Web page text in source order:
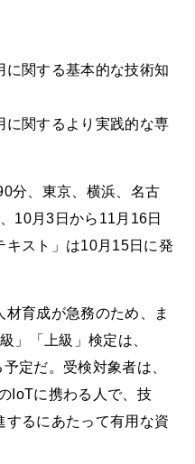
に関する基本的な技術知
に関するより実践的な専
分、東京、横浜、名古
10月3日から11月16日
キスト」は10月15日に発
材育成が急務のため、ま
」「上級」検定は、
定だ。受検対象者は、
IoTに携わる人で、技
するにあたって有用な資